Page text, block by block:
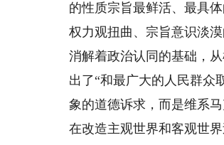
的性质宗旨最鲜活、最具
权力观扭曲、宗旨意识淡
消解着政治认同的基础，
出了“和最广大的人民群众
象的道德诉求，而是维系
在改造主观世界和客观世